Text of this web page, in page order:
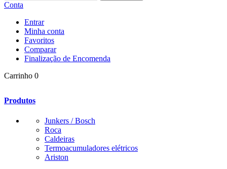
Conta
Entrar
Minha conta
Favoritos
Comparar
Finalização de Encomenda
Carrinho 0
Produtos
Junkers / Bosch
Roca
Caldeiras
Termoacumuladores elétricos
Ariston